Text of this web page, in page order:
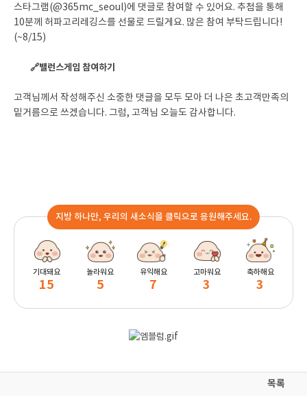
스타그램(@365mc_seoul)에 댓글로 참여할 수 있어요. 추첨을 통해
10분께 허파고리레깅스를 선물로 드릴게요. 많은 참여 부탁드립니다!
(~8/15)
🔗밸런스게임 참여하기
고객님께서 작성해주신 소중한 댓글을 모두 모아 더 나은 초고객만족의
밑거름으로 쓰겠습니다. 그럼, 고객님 오늘도 감사합니다.
지방 하나만, 우리의 새소식을 클릭으로 응원해주세요.
기대돼요
15
놀라워요
5
유익해요
7
고마워요
3
축하해요
3
목록